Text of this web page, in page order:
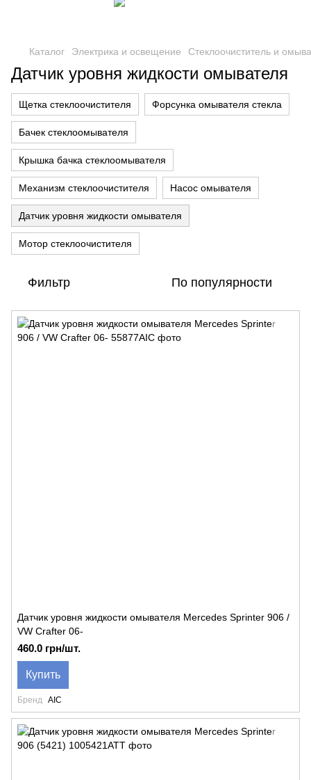
Каталог Электрика и освещение Стеклоочиститель и
Датчик уровня жидкости омывателя
Щетка стеклоочистителя Форсунка омывателя стекла
Бачек стеклоомывателя
Крышка бачка стеклоомывателя
Механизм стеклоочистителя Насос омывателя
Датчик уровня жидкости омывателя
Мотор стеклоочистителя
Фильтр По популярности
Датчик уровня жидкости омывателя Mercedes Sprinter 906 /
VW Crafter 06-
460.0 грн/шт.
Купить
Бренд AIC